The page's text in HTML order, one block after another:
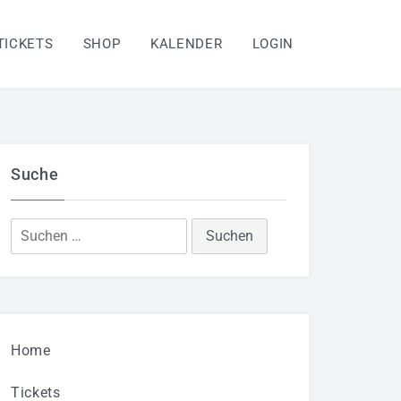
SHOP KALENDER LOGIN
Suche
Suchen
nach:
Home
Tickets